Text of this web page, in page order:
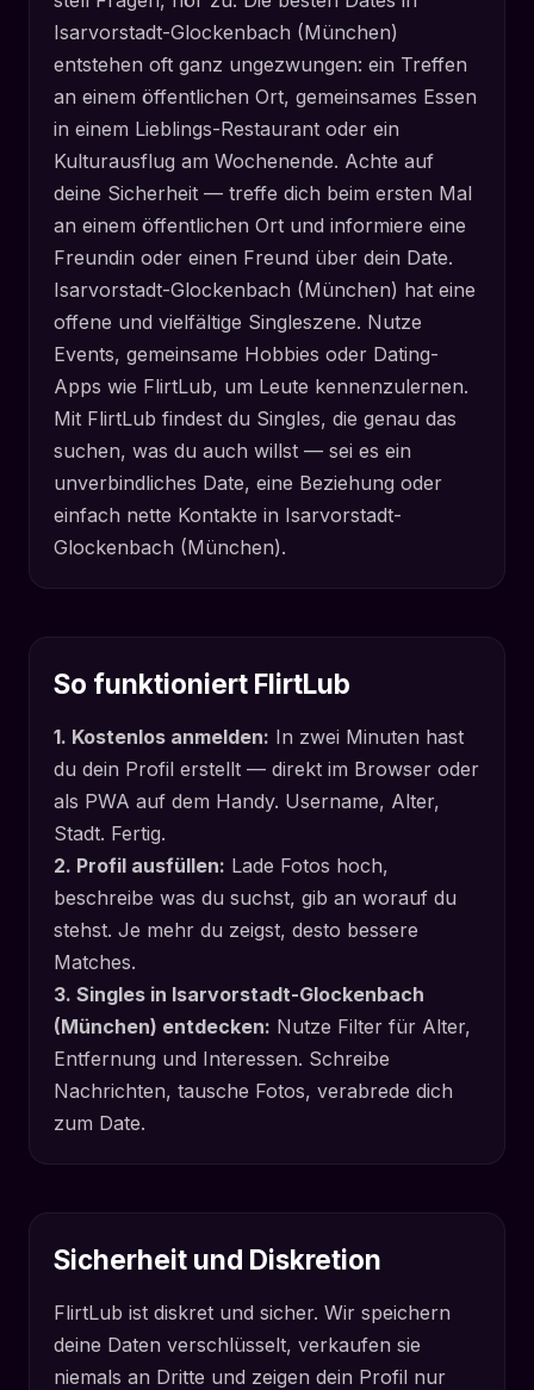
Isarvorstadt-Glockenbach (München)
entstehen oft ganz ungezwungen: ein Treffen
an einem öffentlichen Ort, gemeinsames Essen
in einem Lieblings-Restaurant oder ein
Kulturausflug am Wochenende. Achte auf
deine Sicherheit — treffe dich beim ersten Mal
an einem öffentlichen Ort und informiere eine
Freundin oder einen Freund über dein Date.
Isarvorstadt-Glockenbach (München) hat eine
offene und vielfältige Singleszene. Nutze
Events, gemeinsame Hobbies oder Dating-
Apps wie FlirtLub, um Leute kennenzulernen.
Mit FlirtLub findest du Singles, die genau das
suchen, was du auch willst — sei es ein
unverbindliches Date, eine Beziehung oder
einfach nette Kontakte in Isarvorstadt-
Glockenbach (München).
So funktioniert FlirtLub
1. Kostenlos anmelden: In zwei Minuten hast
du dein Profil erstellt — direkt im Browser oder
als PWA auf dem Handy. Username, Alter,
Stadt. Fertig.
2. Profil ausfüllen: Lade Fotos hoch,
beschreibe was du suchst, gib an worauf du
stehst. Je mehr du zeigst, desto bessere
Matches.
3. Singles in Isarvorstadt-Glockenbach
(München) entdecken: Nutze Filter für Alter,
Entfernung und Interessen. Schreibe
Nachrichten, tausche Fotos, verabrede dich
zum Date.
Sicherheit und Diskretion
FlirtLub ist diskret und sicher. Wir speichern
deine Daten verschlüsselt, verkaufen sie
niemals an Dritte und zeigen dein Profil nur